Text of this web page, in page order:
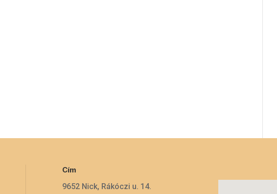
Cím
9652 Nick, Rákóczi u. 14.